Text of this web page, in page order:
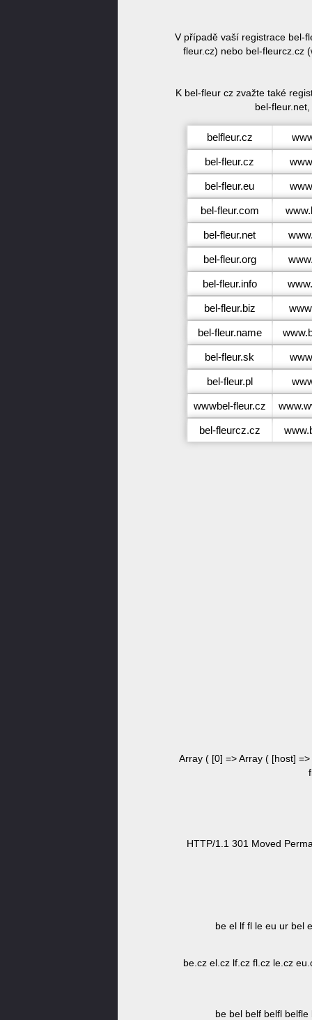
V případě vaší registrace bel-
fleur.cz) nebo bel-fleurcz.cz
K bel-fleur cz zvažte také
bel-
belfleur.cz
bel-fleur.cz
bel-fleur.eu
bel-fleur.com
bel-fleur.net
bel-fleur.org
bel-fleur.info
bel-fleur.biz
bel-fleur.name
bel-fleur.sk
bel-fleur.pl
wwwbel-fleur.cz
bel-fleurcz.cz
Array ( [0] => Array ( [host]
HTTP/1.1 301 Moved
be el lf fl le eu ur bel
be.cz el.cz lf.cz fl.cz le.cz
be bel belf belfl